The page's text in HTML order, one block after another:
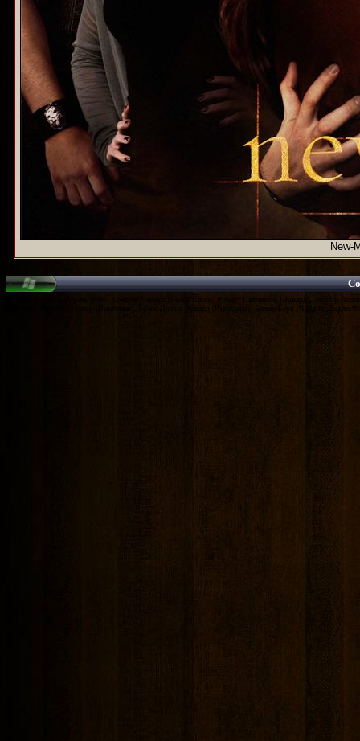
New-
На сайте можно смотреть фото: Кристен Стюарт (Белла Свон), Роберт Паттинсон (Эдвард), Тейлор
(Карлайл), Рашель Лефевр (Виктория), Брайс Даллас Ховард (Виктория), Билли Бёрк (Чарли), Дакота